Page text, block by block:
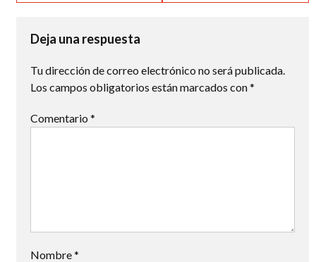
de
entradas
Deja una respuesta
Tu dirección de correo electrónico no será publicada.
Los campos obligatorios están marcados con*
Comentario *
Nombre*